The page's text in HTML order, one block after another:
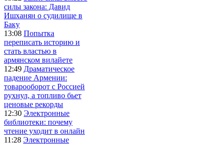
силы закона: Давид
Ишханян о судилище в
Баку
13:08 Попытка
переписать историю и
стать властью в
армянском вилайете
12:49 Драматическое
падение Армении:
товарооборот с Россией
рухнул, а топливо бьет
ценовые рекорды
12:30 Электронные
библиотеки: почему
чтение уходит в онлайн
11:28 Электронные